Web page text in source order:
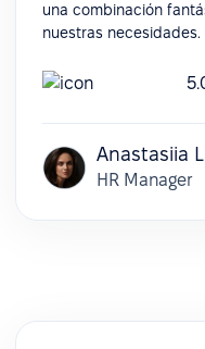
una combinación
nuestras necesidades.
Anastasiia
HR Manager